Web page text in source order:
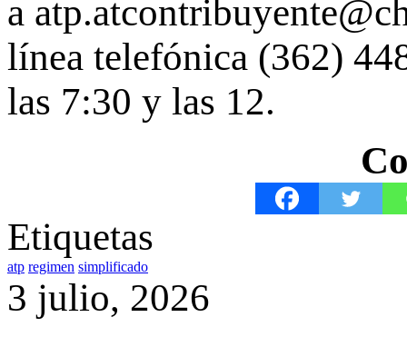
a
línea telefónica (362)
las 7:30 y las 12.
Etiquetas
atp regimen simplificado
3 julio, 2026